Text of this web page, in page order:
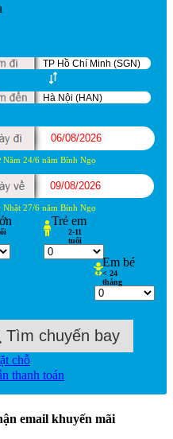
24/6 năm Bính Ngọ
Nhật 27/6 năm Bính Ngọ
Trẻ em
2-11
tuổi
Em bé
< 24
tháng
Tìm chuyến bay
chỗ
thanh toán
email khuyến mãi